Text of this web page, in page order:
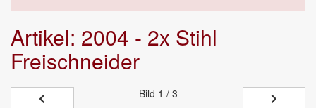
Artikel: 2004 - 2x Stihl
Freischneider
Bild 1 / 3